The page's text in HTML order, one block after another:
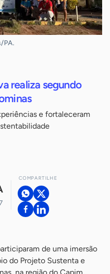
PA.
realiza segundo
e fortaleceram
COMPARTILHE
de uma imersão
do Projeto Sustenta e